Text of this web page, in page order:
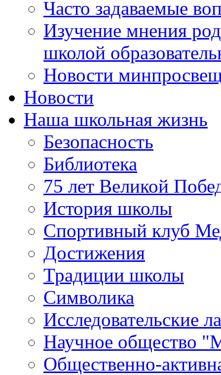
Часто задаваемые
Изучение мнения
школой
Новости
Новости
Наша школьная жизнь
Безопасность
Библиотека
75 лет Великой
История школы
Спортивный клуб
Достижения
Традиции школы
Символика
Исследовательские
Научное общество
Общественно-